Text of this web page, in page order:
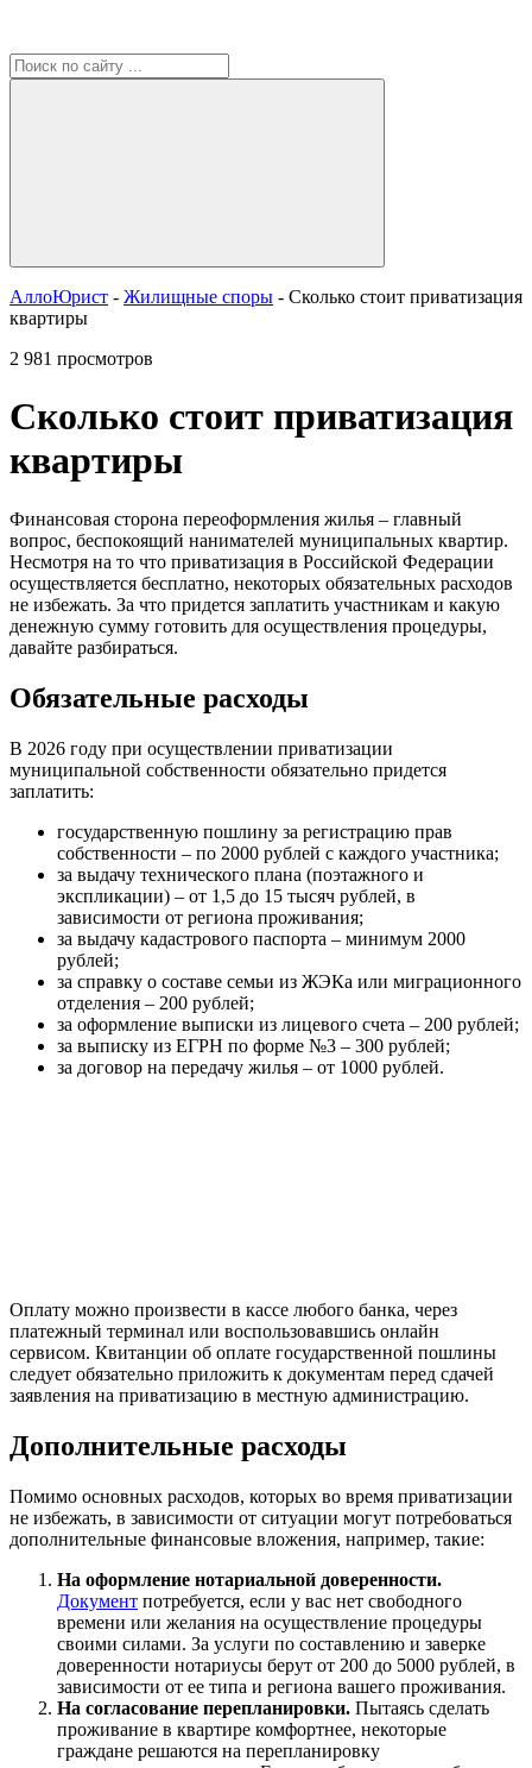
АллоЮрист - Жилищные споры - Сколько стоит приватизация
квартиры
2 981 просмотров
Сколько стоит приватизация
квартиры
Финансовая сторона переоформления жилья – главный
вопрос, беспокоящий нанимателей муниципальных квартир.
Несмотря на то что приватизация в Российской Федерации
осуществляется бесплатно, некоторых обязательных расходов
не избежать. За что придется заплатить участникам и какую
денежную сумму готовить для осуществления процедуры,
давайте разбираться.
Обязательные расходы
В 2026 году при осуществлении приватизации
муниципальной собственности обязательно придется
заплатить:
государственную пошлину за регистрацию прав
собственности – по 2000 рублей с каждого участника;
за выдачу технического плана (поэтажного и
экспликации) – от 1,5 до 15 тысяч рублей, в
зависимости от региона проживания;
за выдачу кадастрового паспорта – минимум 2000
рублей;
за справку о составе семьи из ЖЭКа или миграционного
отделения – 200 рублей;
за оформление выписки из лицевого счета – 200 рублей;
за выписку из ЕГРН по форме №3 – 300 рублей;
за договор на передачу жилья – от 1000 рублей.
Оплату можно произвести в кассе любого банка, через
платежный терминал или воспользовавшись онлайн
сервисом. Квитанции об оплате государственной пошлины
следует обязательно приложить к документам перед сдачей
заявления на приватизацию в местную администрацию.
Дополнительные расходы
Помимо основных расходов, которых во время приватизации
не избежать, в зависимости от ситуации могут потребоваться
дополнительные финансовые вложения, например, такие:
На оформление нотариальной доверенности.
Документ потребуется, если у вас нет свободного
времени или желания на осуществление процедуры
своими силами. За услуги по составлению и заверке
доверенности нотариусы берут от 200 до 5000 рублей, в
зависимости от ее типа и региона вашего проживания.
На согласование перепланировки. Пытаясь сделать
проживание в квартире комфортнее, некоторые
граждане решаются на перепланировку